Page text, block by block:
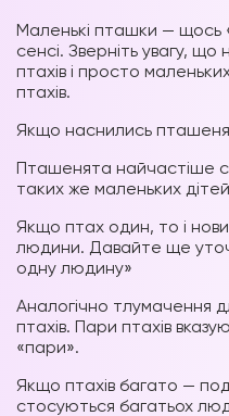
Маленькі пташки — щось
сенсі. Зверніть увагу,
птахів і просто
птахів.
Якщо наснились
Пташенята найчастіше
таких же маленьких
Якщо птах один, то і
людини. Давайте ще
одну людину»
Аналогічно тлумачення
птахів. Пари птахів
«пари».
Якщо птахів багато —
стосуються багатьох